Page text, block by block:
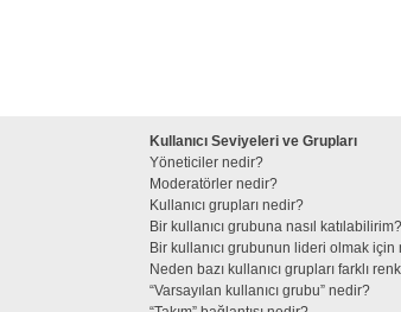
Kullanıcı Seviyeleri ve Grupları
Yöneticiler nedir?
Moderatörler nedir?
Kullanıcı grupları nedir?
Bir kullanıcı grubuna nasıl katılabilirim?
Bir kullanıcı grubunun lideri olmak
Neden bazı kullanıcı grupları farklı
“Varsayılan kullanıcı grubu” nedir?